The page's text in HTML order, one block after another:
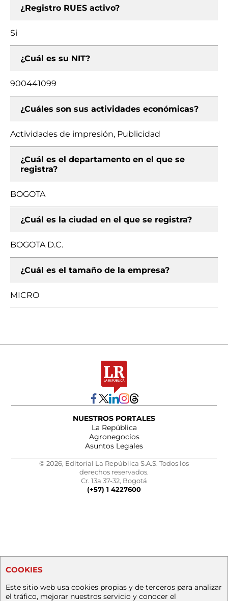
¿Registro RUES activo?
Si
¿Cuál es su NIT?
900441099
¿Cuáles son sus actividades económicas?
Actividades de impresión, Publicidad
¿Cuál es el departamento en el que se
registra?
BOGOTA
¿Cuál es la ciudad en el que se registra?
BOGOTA D.C.
¿Cuál es el tamaño de la empresa?
MICRO
NUESTROS PORTALES
La República
Agronegocios
Asuntos Legales
© 2026, Editorial La República S.A.S. Todos los
derechos reservados.
Cr. 13a 37-32, Bogotá
(+57) 1 4227600
COOKIES
Este sitio web usa cookies propias y de terceros para analizar
el tráfico, mejorar nuestros servicio y conocer el